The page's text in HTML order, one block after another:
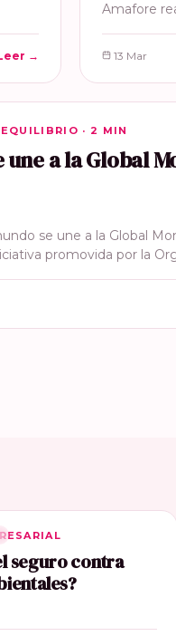
→
Amafore
13 Mar
· 2 MIN
une a la Global
se une a la Global
promovida por la
seguro contra